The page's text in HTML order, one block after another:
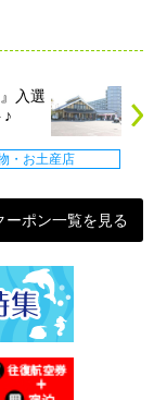
入選
・お土産店
ーポン一覧を見る